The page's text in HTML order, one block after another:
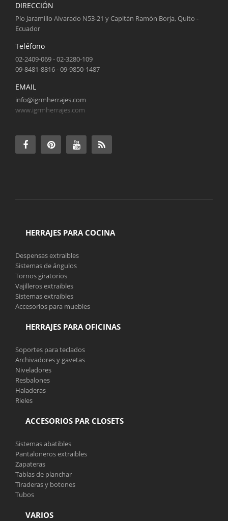
DIRECCIÓN
Pío Jaramillo Alvarado N53-21 y Capitán Ramón Borja, Quito -
Ecuador
Teléfono
02-2409-069 - 02-3280-109
09-8481-8816 - 09-9850-1487
EMAIL
info@igrmherrajes.com
www.igrmherrajes.com
HERRAJES PARA COCINA
Despensas extraibles
Sistemas de ángulos
Tornos giratorios
Vajilleros extraibles
Sistemas extraibles
Accesorios para muebles
HERRAJES PARA OFICINAS
Soportes para teclados
Archivadores y gavetas
Niveladores
Resbalones
Haladeras
Rieles
ACCESORIOS PAR CLOSETS
Sistemas abatibles
Pantaloneros extraibles
Zapateras
Tablas de planchar
Tiraderas y botones
Tubos
VARIOS